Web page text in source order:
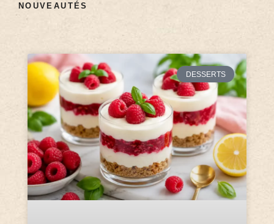
NOUVEAUTÉS
DESSERTS